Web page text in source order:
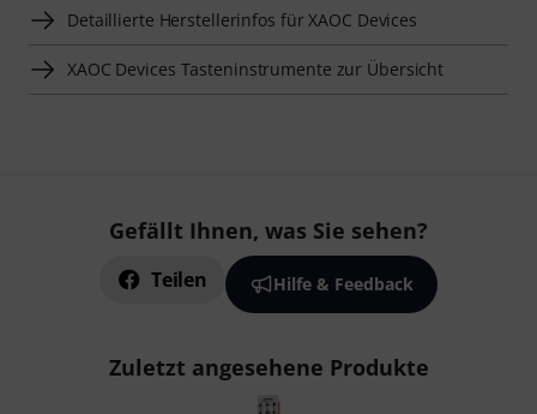
Detaillierte Herstellerinfos für XAOC Devices
XAOC Devices Tasteninstrumente zur Übersicht
Gefällt Ihnen, was Sie sehen?
Teilen Hilfe & Feedback
Zuletzt angesehene Produkte